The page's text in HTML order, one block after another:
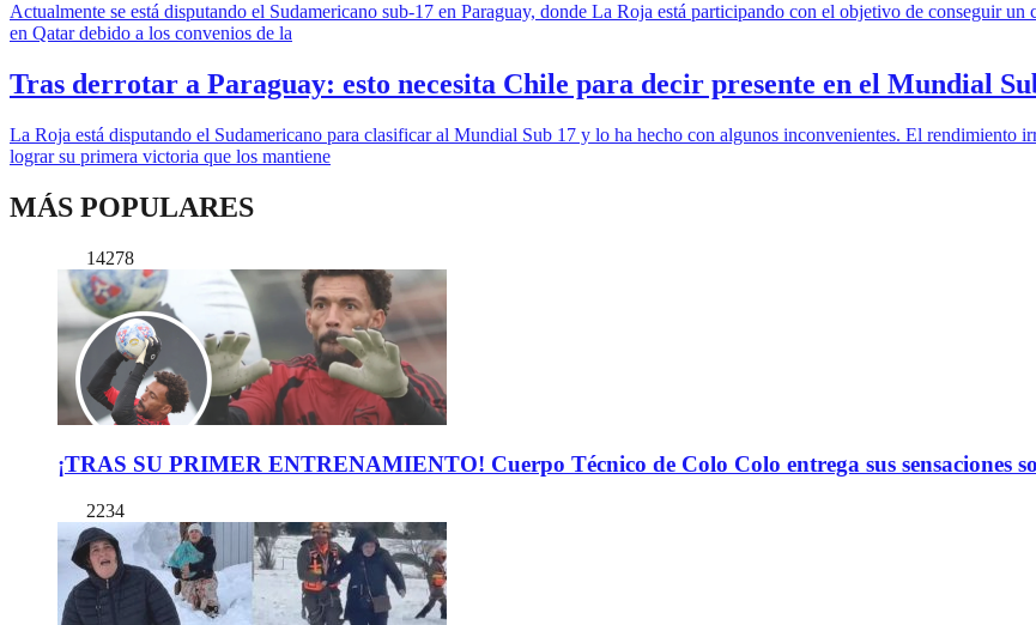
Actualmente se está disputando el Sudamericano sub-17 en Paraguay, donde La Roja está participando con el objetivo de conseguir
en Qatar debido a los convenios de la
Tras derrotar a Paraguay: esto necesita Chile para decir presente en el Mundial
La Roja está disputando el Sudamericano para clasificar al Mundial Sub 17 y lo ha hecho con algunos inconvenientes. El rendimiento
lograr su primera victoria que los mantiene
MÁS POPULARES
14278
¡TRAS SU PRIMER ENTRENAMIENTO! Cuerpo Técnico de Colo Colo entrega sus sensaciones
2234